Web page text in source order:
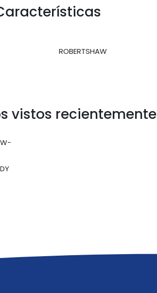
ROBERTSHAW
vistos recientemente